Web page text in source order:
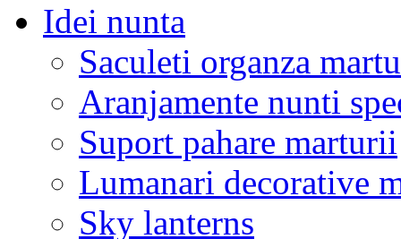
Idei nunta
Saculeti organza
Aranjamente nunti
Suport pahare marturii
Lumanari decorative
Sky lanterns